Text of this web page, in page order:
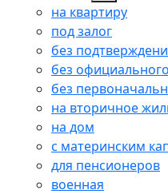
на квартиру
под залог
без
без
без
на вторичное
на дом
с материнским
для пенсионеров
военная